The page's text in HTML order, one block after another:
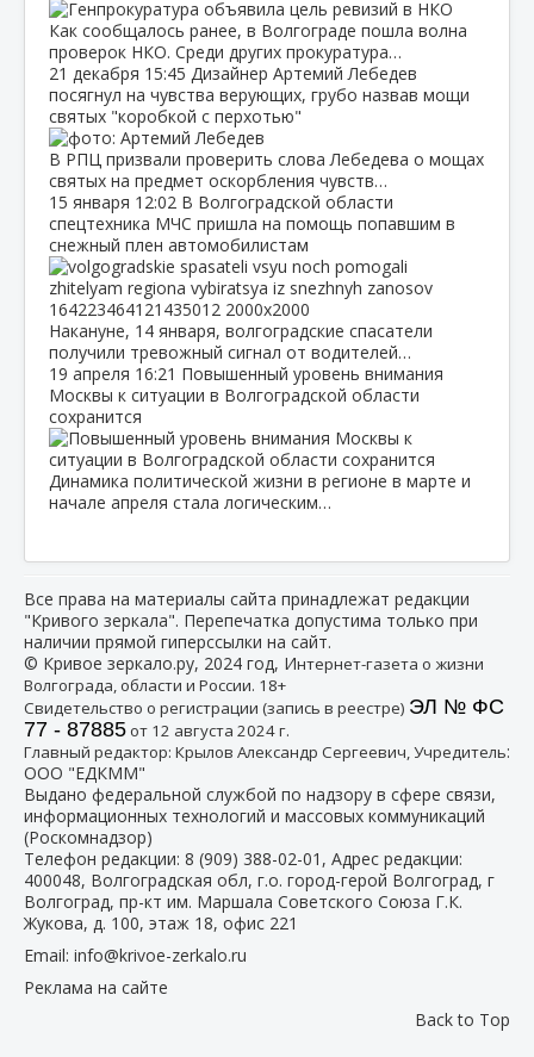
Как сообщалось ранее, в Волгограде пошла волна
проверок НКО. Среди других прокуратура…
21 декабря 15:45 Дизайнер Артемий Лебедев
посягнул на чувства верующих, грубо назвав мощи
святых "коробкой с перхотью"
В РПЦ призвали проверить слова Лебедева о мощах
святых на предмет оскорбления чувств…
15 января 12:02 В Волгоградской области
спецтехника МЧС пришла на помощь попавшим в
снежный плен автомобилистам
Накануне, 14 января, волгоградские спасатели
получили тревожный сигнал от водителей…
19 апреля 16:21 Повышенный уровень внимания
Москвы к ситуации в Волгоградской области
сохранится
Динамика политической жизни в регионе в марте и
начале апреля стала логическим…
Все права на материалы сайта принадлежат редакции
"Кривого зеркала". Перепечатка допустима только при
наличии прямой гиперссылки на сайт.
© Кривое зеркало.ру, 2024 год, Интернет-газета о жизни
Волгограда, области и России. 18+
Свидетельство о регистрации (запись в реестре) ЭЛ № ФС
77 - 87885от 12 августа 2024 г.
Главный редактор: Крылов Александр Сергеевич, Учредитель:
ООО "ЕДКММ"
Выдано федеральной службой по надзору в сфере связи,
информационных технологий и массовых коммуникаций
(Роскомнадзор)
Телефон редакции: 8 (909) 388-02-01 , Адрес редакции:
400048, Волгоградская обл, г.о. город-герой Волгоград, г
Волгоград, пр-кт им. Маршала Советского Союза Г.К.
Жукова, д. 100, этаж 18, офис 221
Email: info@krivoe-zerkalo.ru
Реклама на сайте
Back to Top